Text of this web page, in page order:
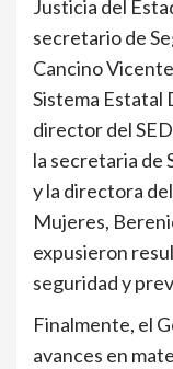
Justicia del
secretario de
Cancino
Sistema Estatal
director del
la secretaria de
y la directora
Mujeres,
expusieron
seguridad y
Finalmente, el
avances en